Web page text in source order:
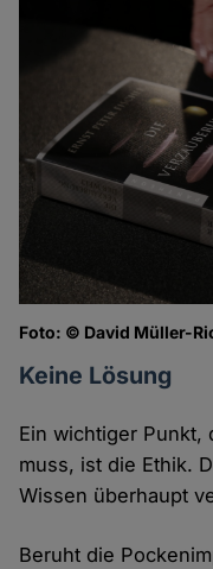
Foto: © David Müller-
Keine Lösung
Ein wichtiger Punkt,
muss, ist die Ethik.
Wissen überhaupt
Beruht die